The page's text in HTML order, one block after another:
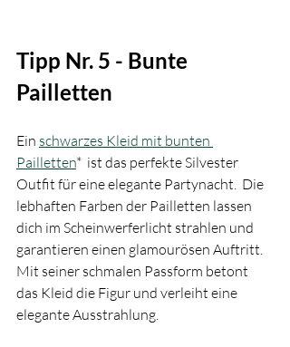
Tipp Nr. 5 - Bunte
Pailletten
Ein schwarzes Kleid mit bunten
Pailletten*  ist das perfekte Silvester
Outfit für eine elegante Partynacht.  Die
lebhaften Farben der Pailletten lassen
dich im Scheinwerferlicht strahlen und
garantieren einen glamourösen Auftritt.
Mit seiner schmalen Passform betont
das Kleid die Figur und verleiht eine
elegante Ausstrahlung.